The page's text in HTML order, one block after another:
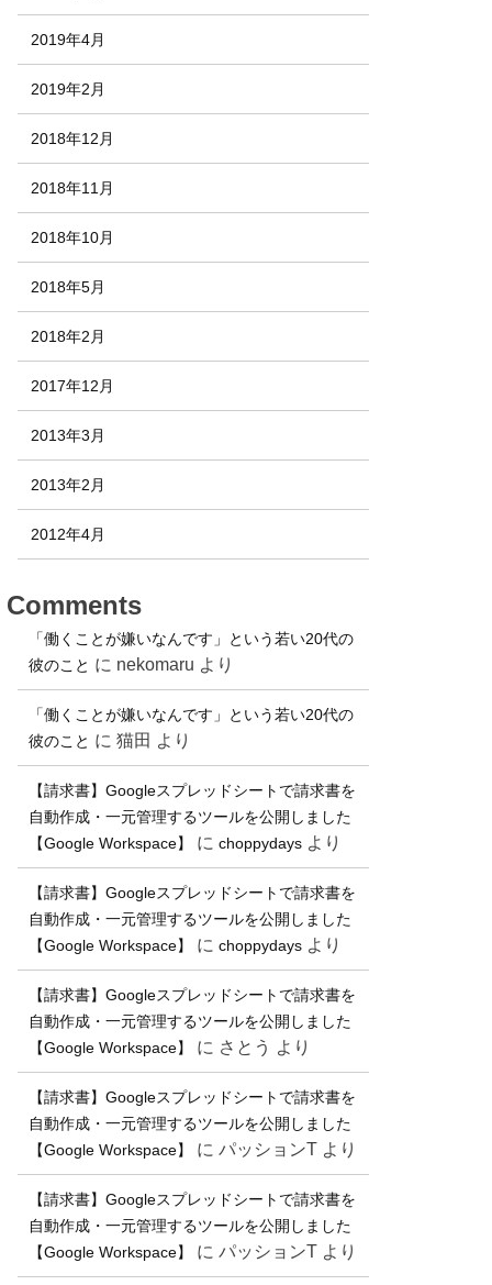
2019年4月
2019年2月
2018年12月
2018年11月
2018年10月
2018年5月
2018年2月
2017年12月
2013年3月
2013年2月
2012年4月
Comments
「働くことが嫌いなんです」という若い20代の
彼のこと に nekomaru より
「働くことが嫌いなんです」という若い20代の
彼のこと に 猫田 より
【請求書】Googleスプレッドシートで請求書を
自動作成・一元管理するツールを公開しました
【Google Workspace】
に choppydays より
【請求書】Googleスプレッドシートで請求書を
自動作成・一元管理するツールを公開しました
【Google Workspace】
に choppydays より
【請求書】Googleスプレッドシートで請求書を
自動作成・一元管理するツールを公開しました
【Google Workspace】
に さとう より
【請求書】Googleスプレッドシートで請求書を
自動作成・一元管理するツールを公開しました
【Google Workspace】
に パッションT より
【請求書】Googleスプレッドシートで請求書を
自動作成・一元管理するツールを公開しました
【Google Workspace】
に パッションT より